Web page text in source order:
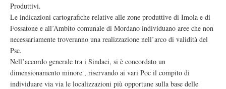
Produttivi.
Le indicazioni cartografiche relative alle zone produttive di Imola e di
Fossatone e all’Ambito comunale di Mordano individuano aree che non
necessariamente troveranno una realizzazione nell’arco di validità del
Psc.
Nell’accordo generale tra i Sindaci, si è concordato un
dimensionamento minore , riservando ai vari Poc il compito di
individuare via via le localizzazioni più opportune sulla base delle